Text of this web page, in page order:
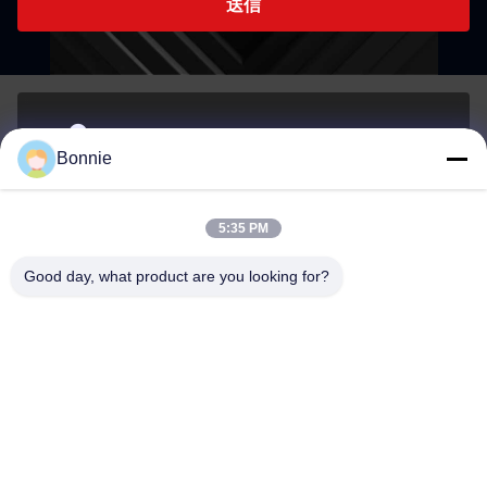
送信
アドレス
メール
Bonnie@szycw918.com
Bonnie
5:35 PM
Good day, what product are you looking for?